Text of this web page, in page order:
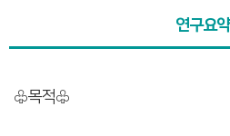
연구요약
♧목적♧